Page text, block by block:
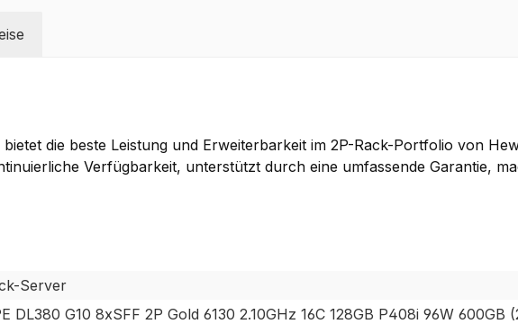
die beste Leistung und Erweiterbarkeit im 2P-Rack-Portfolio von
Verfügbarkeit, unterstützt durch eine umfassende Garantie,
Server
DL380 G10 8xSFF 2P Gold 6130 2.10GHz 16C 128GB P408i 96W